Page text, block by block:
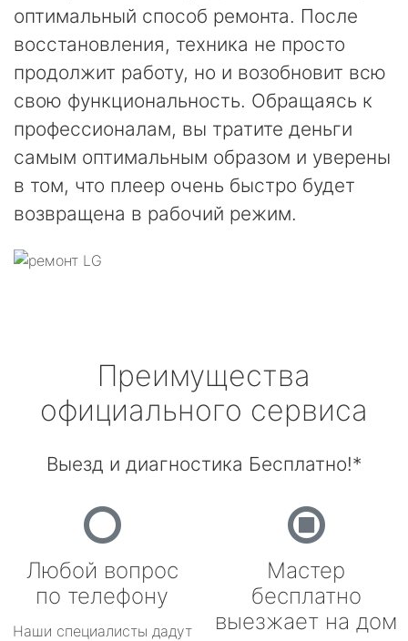
оптимальный способ ремонта. После
восстановления, техника не просто
продолжит работу, но и возобновит всю
свою функциональность. Обращаясь к
профессионалам, вы тратите деньги
самым оптимальным образом и уверены
в том, что плеер очень быстро будет
возвращена в рабочий режим.
Преимущества
официального сервиса
Выезд и диагностика Бесплатно!*
Любой вопрос
по телефону
Наши специалисты дадут
Мастер
бесплатно
выезжает на дом